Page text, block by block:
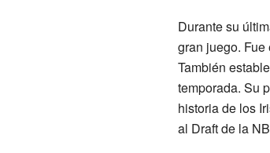
Durante su
gran juego.
También
temporada. Su
historia de los
al Draft de la